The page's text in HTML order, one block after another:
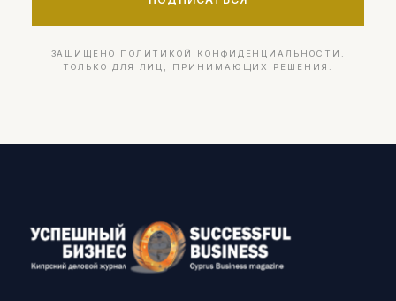
ЗАЩИЩЕНО ПОЛИТИКОЙ КОНФИДЕНЦИАЛЬНОСТИ.
ТОЛЬКО ДЛЯ ЛИЦ, ПРИНИМАЮЩИХ РЕШЕНИЯ.